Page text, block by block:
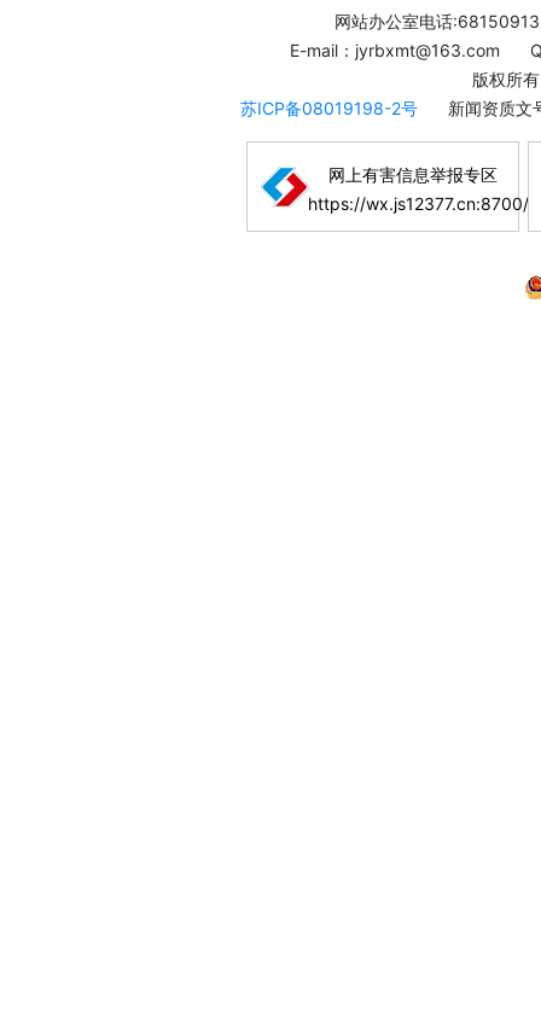
网站办公室电话:68150913
E-mail：jyrbxmt@163.com
版权所
苏ICP备08019198-2号
新闻资质
网上有害信息举报专区
https://wx.js12377.cn:8700/